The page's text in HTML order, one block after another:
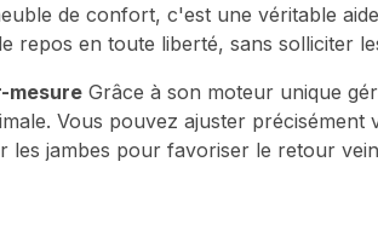
de confort, c'est une véritable
repos en toute liberté, sans solliciter
mesure Grâce à son moteur unique
Vous pouvez ajuster
les jambes pour favoriser le retour